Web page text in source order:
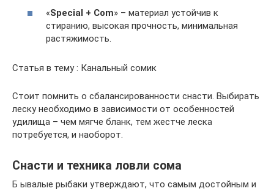
«Special + Com» – материал устойчив к
стиранию, высокая прочность, минимальная
растяжимость.
Статья в тему : Канальный сомик
Стоит помнить о сбалансированности снасти. Выбирать
леску необходимо в зависимости от особенностей
удилища – чем мягче бланк, тем жестче леска
потребуется, и наоборот.
Снасти и техника ловли сома
Б ывалые рыбаки утверждают, что самым достойным и